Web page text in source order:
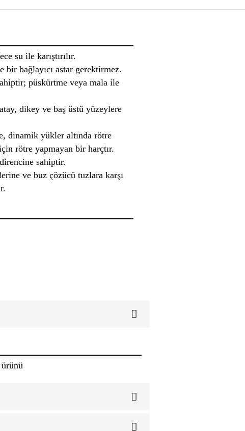
su ile karıştırılır.
bir bağlayıcı astar gerektirmez.
püskürtme veya mala ile
dikey ve baş üstü yüzeylere
dinamik yükler altında rötre
rötre yapmayan bir harçtır.
sahiptir.
ve buz çözücü tuzlara karşı